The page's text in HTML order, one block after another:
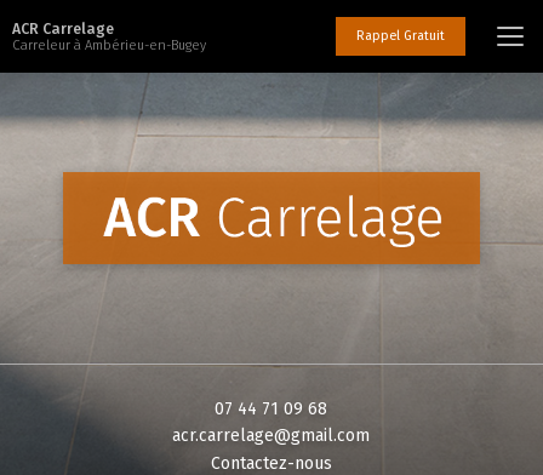
auACR Carrelage
Carreleur à Ambérieu-en-Bugey
Rappel Gratuit
07 44 71 09 68
acr.carrelage@gmail.com
Contactez-nous